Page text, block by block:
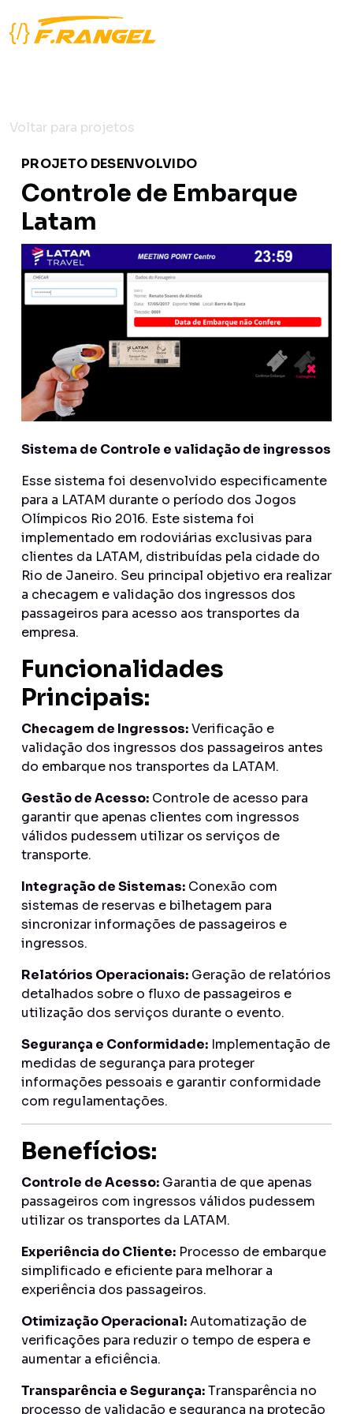
Voltar para projetos
PROJETO DESENVOLVIDO
Controle de Embarque
Latam
Sistema de Controle e validação de ingressos
Esse sistema foi desenvolvido especificamente
para a LATAM durante o período dos Jogos
Olímpicos Rio 2016. Este sistema foi
implementado em rodoviárias exclusivas para
clientes da LATAM, distribuídas pela cidade do
Rio de Janeiro. Seu principal objetivo era realizar
a checagem e validação dos ingressos dos
passageiros para acesso aos transportes da
empresa.
Funcionalidades
Principais:
Checagem de Ingressos:Verificação e
validação dos ingressos dos passageiros antes
do embarque nos transportes da LATAM.
Gestão de Acesso: Controle de acesso para
garantir que apenas clientes com ingressos
válidos pudessem utilizar os serviços de
transporte.
Integração de Sistemas: Conexão com
sistemas de reservas e bilhetagem para
sincronizar informações de passageiros e
ingressos.
Relatórios Operacionais: Geração de relatórios
detalhados sobre o fluxo de passageiros e
utilização dos serviços durante o evento.
Segurança e Conformidade: Implementação de
medidas de segurança para proteger
informações pessoais e garantir conformidade
com regulamentações.
Benefícios:
Controle de Acesso: Garantia de que apenas
passageiros com ingressos válidos pudessem
utilizar os transportes da LATAM.
Experiência do Cliente: Processo de embarque
simplificado e eficiente para melhorar a
experiência dos passageiros.
Otimização Operacional:Automatização de
verificações para reduzir o tempo de espera e
aumentar a eficiência.
Transparência e Segurança:Transparência no
processo de validação e segurança na proteção